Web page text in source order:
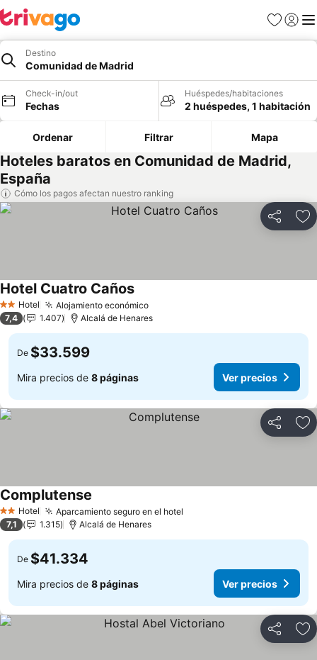
Favoritos
Iniciar
Destino
Comunidad de Madrid
Check-in/out
Fechas
Huéspedes/habitaciones
2 huéspedes, 1 habitación
Ordenar Filtrar Mapa
Hoteles baratos en Comunidad de Madrid,
España
Cómo los pagos afectan nuestro ranking
Compartir
2 Estrellas
Hotel Alojamiento económico
Hotel Cuatro Caños
7,4 1.407 Alcalá de Henares
De $33.599
Mira precios de 8 páginas Ver precios
Compartir
2 Estrellas
Hotel Aparcamiento seguro en el hotel
Complutense
7,1 1.315 Alcalá de Henares
De $41.334
Mira precios de 8 páginas Ver precios
Compartir